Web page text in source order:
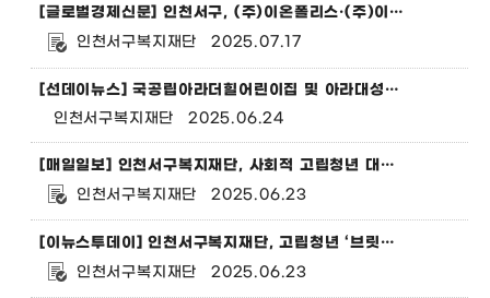
[글로벌경제신문] 인천서구, (주)이온폴리스·(주)이푸 '샤워기 나눔'으로 청년들의 꿈 응원
인천서구복지재단
2025.07.17
[선데이뉴스] 국공립아라더힐어린이집 및 아라대성큰별어린이집, 인천서구복지재단에 나눔행사 수익금 기탁
인천서구복지재단
2025.06.24
[매일일보] 인천서구복지재단, 사회적 고립청년 대상 ‘브릿지 어게인’ 행복캠프 참가자 모집
인천서구복지재단
2025.06.23
[이뉴스투데이] 인천서구복지재단, 고립청년 ‘브릿지 어게인’ 행복캠프 참가자 모집
인천서구복지재단
2025.06.23